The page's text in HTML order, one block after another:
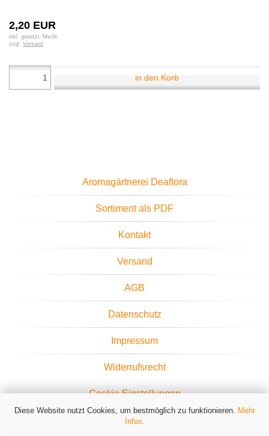
Diese Website nutzt Cookies, um bestmöglich zu funktionieren. Mehr
Infos.
2,20 EUR
inkl. gesetzl. MwSt.
zzgl. Versand
in den Korb
Aromagärtnerei Deaflora
Sortiment als PDF
Kontakt
Versand
AGB
Datenschutz
Impressum
Widerrufsrecht
Cookie Einstellungen